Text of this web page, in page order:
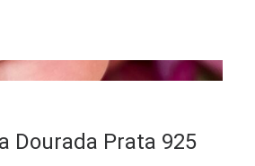
Dourada Prata 925